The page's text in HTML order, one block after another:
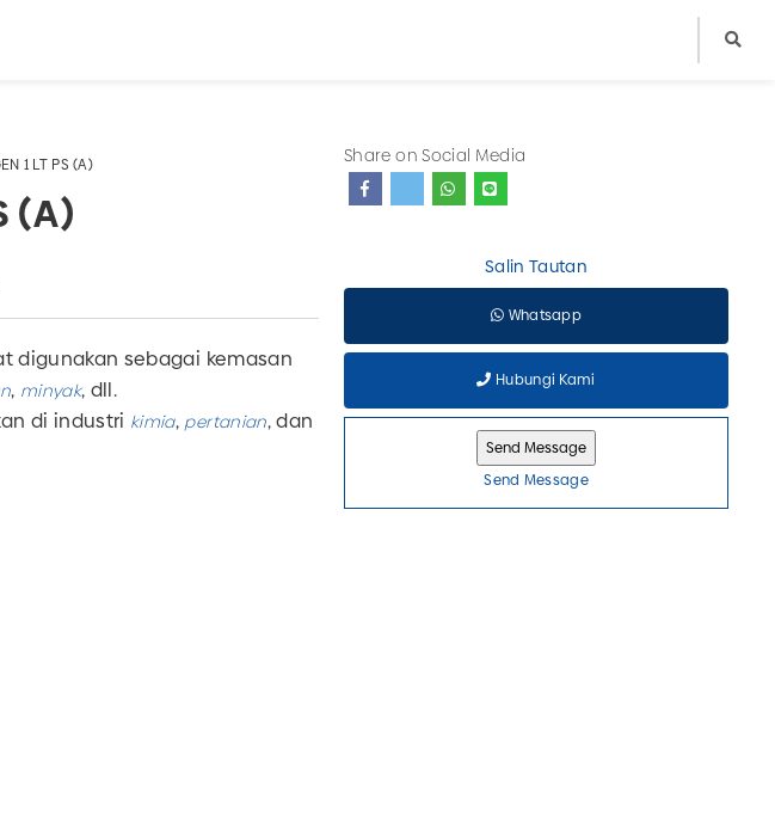
1 LT PS (A)
(A)
digunakan sebagai kemasan
, minyak, dll.
di industri kimia, pertanian, dan
dari
Share on Social Media
Salin Tautan
Whatsapp
Hubungi Kami
Send Message